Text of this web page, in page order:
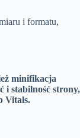
i formatu,
minifikacja
i stabilność strony,
Vitals.